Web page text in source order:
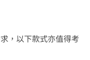
，以下款式亦值得考